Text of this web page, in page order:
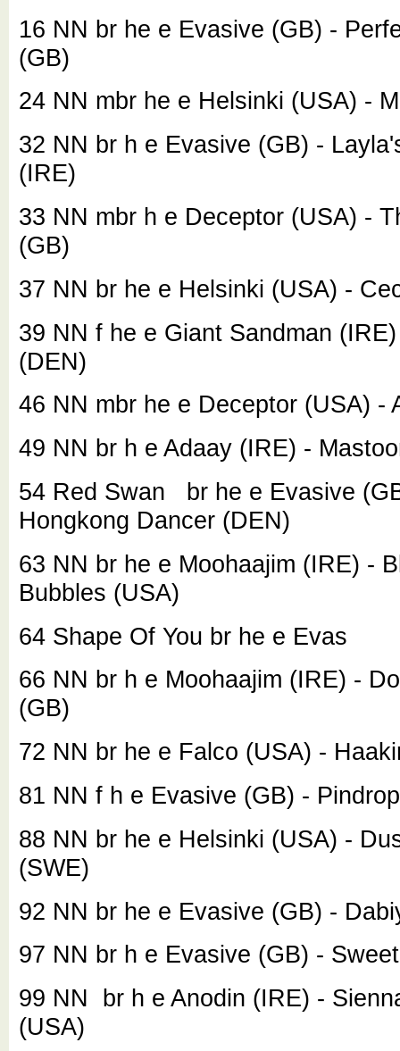
16 NN br he e Evasive (GB) -
(GB)
24 NN mbr he e Helsinki (USA) -
32 NN br h e Evasive (GB) -
(IRE)
33 NN mbr h e Deceptor (USA) -
(GB)
37 NN br he e Helsinki (USA) -
39 NN f he e Giant Sandman
(DEN)
46 NN mbr he e Deceptor (USA) -
49 NN br h e Adaay (IRE) -
54 Red Swan
br he e Evasive
Hongkong Dancer (DEN)
63 NN br he e Moohaajim (IRE) -
Bubbles (USA)
64 Shape Of You br he e Evas
66 NN br h e Moohaajim (IRE) -
(GB)
72 NN br he e Falco (USA) -
81 NN f h e Evasive (GB) -
88 NN br he e Helsinki (USA) -
(SWE)
92 NN br he e Evasive (GB) -
97 NN br h e Evasive (GB) -
99 NN
br h e Anodin (IRE) -
(USA)